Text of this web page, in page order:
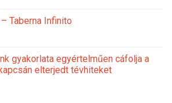
Taberna Infinito
gyakorlata egyértelműen cáfolja a
elterjedt tévhiteket